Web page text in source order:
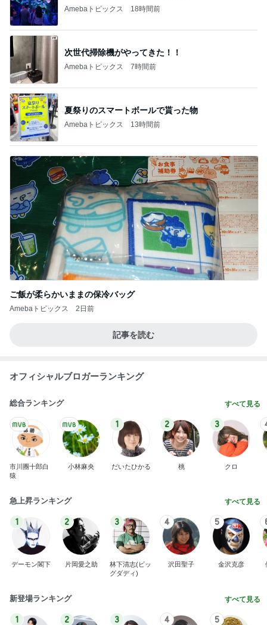
Amebaトピックス 18時間前
次世代掃除機がやってきた！！
Amebaトピックス 7時間前
夏祭りのスマートボールで貰った物
Amebaトピックス 13時間前
ご飯が柔らかいままの保冷バッグ
Amebaトピックス 2日前
記事を読む
オフィシャルブロガーランキング
総合ランキング すべて見る
市川團十郎白
猿
小林麻央
1
だいたひかる
2
桃
3
クロ
急上昇ランキング すべて見る
1
デーモン閣下
2
片岡愛之助
3
林下清志(ビッ
グダディ)
4
沢田聖子
5
金沢克彦
新登場ランキング すべて見る
1 2 3 4 5